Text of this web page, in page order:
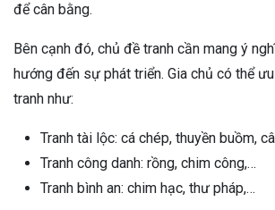
để cân bằng.
Bên cạnh đó, chủ đề tranh cần mang ý
hướng đến sự phát triển. Gia chủ có thể
tranh như:
Tranh tài lộc: cá chép, thuyền buồm,
Tranh công danh: rồng, chim công,…
Tranh bình an: chim hạc, thư pháp,…